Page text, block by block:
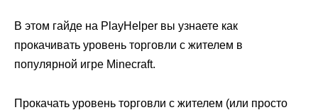
В этом гайде на PlayHelper вы узнаете как
прокачивать уровень торговли с жителем в
популярной игре Minecraft.
Прокачать уровень торговли с жителем (или просто